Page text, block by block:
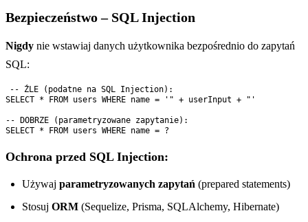
Bezpieczeństwo – SQL Injection
Nigdy nie wstawiaj danych użytkownika bezpośrednio do zapytań
SQL:
-- ŹLE (podatne na SQL Injection):
SELECT * FROM users WHERE name = '" + userInput + "'
-- DOBRZE (parametryzowane zapytanie):
Ochrona przed SQL Injection:
Używaj parametryzowanych zapytań (prepared statements)
Stosuj ORM (Sequelize, Prisma, SQLAlchemy, Hibernate)